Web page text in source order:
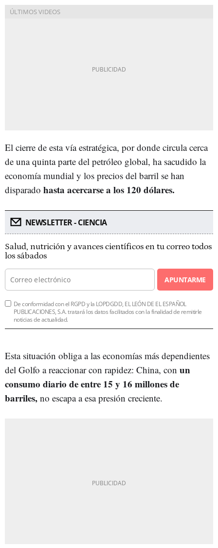
El cierre de esta vía estratégica, por donde circula cerca
de una quinta parte del petróleo global, ha sacudido la
economía mundial y los precios del barril se han
disparado hasta acercarse a los 120 dólares.
NEWSLETTER - CIENCIA
Salud, nutrición y avances científicos en tu correo todos
los sábados
APUNTARME
De conformidad con el RGPD y la LOPDGDD, EL LEÓN DE EL ESPAÑOL
PUBLICACIONES, S.A. tratará los datos facilitados con la finalidad de remitirle
noticias de actualidad.
Esta situación obliga a las economías más dependientes
del Golfo a reaccionar con rapidez: China, con un
consumo diario de entre 15 y 16 millones de
barriles, no escapa a esa presión creciente.